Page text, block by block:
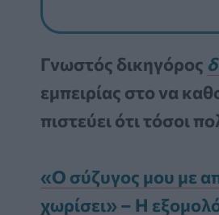
Γνωστός δικηγόρος
εμπειρίας στο να
πιστεύει ότι τόσοι
«Ο σύζυγος μου με
χωρίσει» – Η